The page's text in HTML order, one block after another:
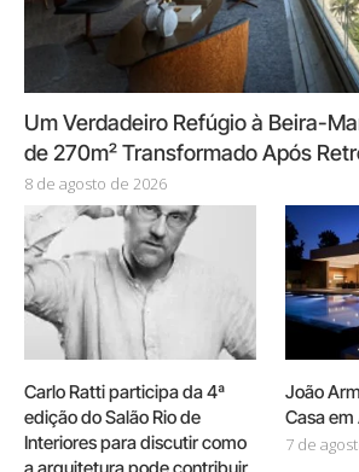
Um Verdadeiro Refúgio à Beira-
de 270m² Transformado Após
8 de agosto de 2026
Carlo Ratti participa da 4ª
edição do Salão Rio de
Interiores para discutir como
João
Casa em
7 de